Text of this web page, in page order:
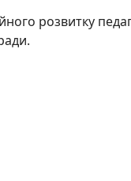
розвитку